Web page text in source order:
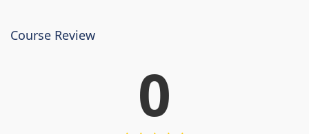
Course Review
0